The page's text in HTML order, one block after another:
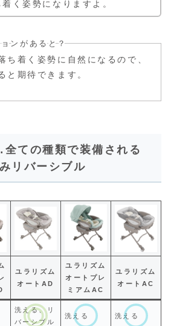
着く姿勢になりますよ。
ンがあると？
ち着く姿勢に自然になるので、
と期待できます。
ての種類で装備される
リバーシブル
ユラリズム
オートAD
ユラリズム
オートプレ
ミアムAC
ユラリズム
オートAC
洗える、リ
バーシブル
洗える 洗える